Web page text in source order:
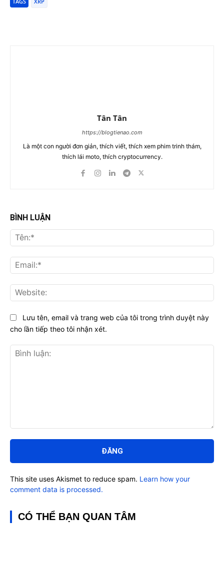
Tân Tân
https://blogtienao.com
Là một con người đơn giản, thích viết, thích xem phim trinh thám,
thích lái moto, thích cryptocurrency.
BÌNH LUẬN
luận:
Lưu tên, email và trang web của tôi trong trình duyệt này
cho lần tiếp theo tôi nhận xét.
This site uses Akismet to reduce spam. Learn how your
comment data is processed.
CÓ THỂ BẠN QUAN TÂM